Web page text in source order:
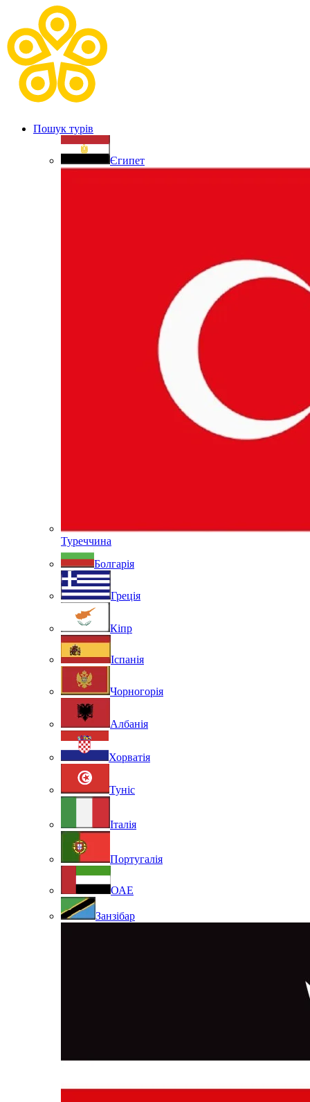
Пошук турів
Єгипет
Туреччина
Болгарія
Греція
Кіпр
Іспанія
Чорногорія
Албанія
Хорватія
Туніс
Італія
Португалія
ОАЕ
Занзібар